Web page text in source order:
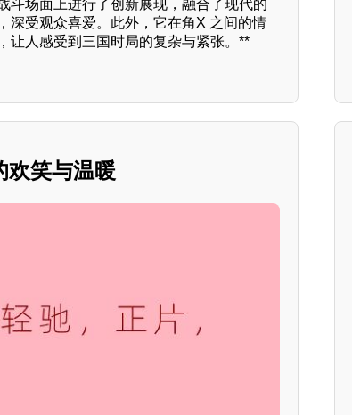
斗场面上进行了创新展现，融合了现代的
深受观众喜爱。此外，它在角X 之间的情
让人感受到三国时局的复杂与紧张。**
欢笑与温暖